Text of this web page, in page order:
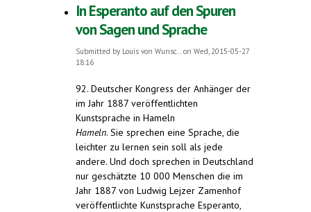
In Esperanto auf den Spuren
von Sagen und Sprache
Submitted by Louis von Wunsc...
on Wed, 2015-05-27
18:16
92. Deutscher Kongress der Anhänger der
im Jahr 1887 veröffentlichten
Kunstsprache in Hameln
Hameln. Sie sprechen eine Sprache, die
leichter zu lernen sein soll als jede
andere. Und doch sprechen in Deutschland
nur geschätzte 10 000 Menschen die im
Jahr 1887 von Ludwig Lejzer Zamenhof
veröffentlichte Kunstsprache Esperanto,